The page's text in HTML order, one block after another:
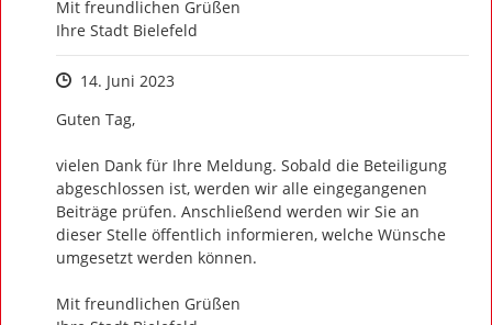
Mit freundlichen Grüßen
Ihre Stadt Bielefeld
Zeitpunkt des Erstellens
14. Juni 2023
Guten Tag,
vielen Dank für Ihre Meldung. Sobald die Beteiligung
abgeschlossen ist, werden wir alle eingegangenen
Beiträge prüfen. Anschließend werden wir Sie an
dieser Stelle öffentlich informieren, welche Wünsche
umgesetzt werden können.
Mit freundlichen Grüßen